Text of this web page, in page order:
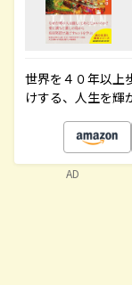
世界を４０年以上
けする、人生を輝
AD